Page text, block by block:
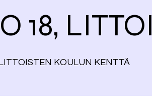
18,
KOULUN KENTTÄ